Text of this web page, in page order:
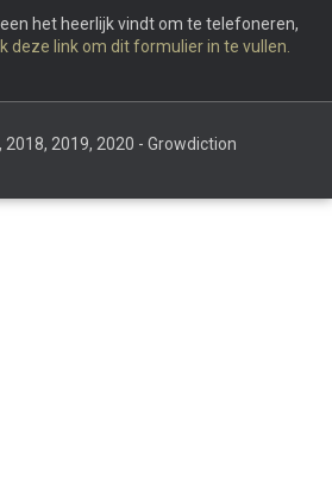
het heerlijk vindt om te telefoneren,
deze link om dit formulier in te vullen.
2019, 2020 - Growdiction